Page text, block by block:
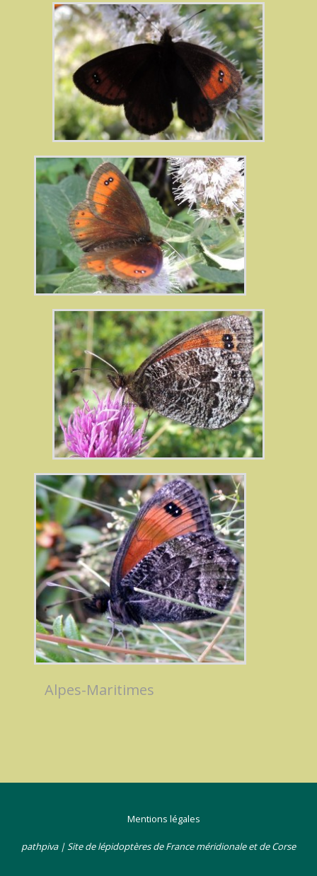
Alpes-Maritimes
Mentions légales
pathpiva | Site de lépidoptères de France méridionale et de Corse